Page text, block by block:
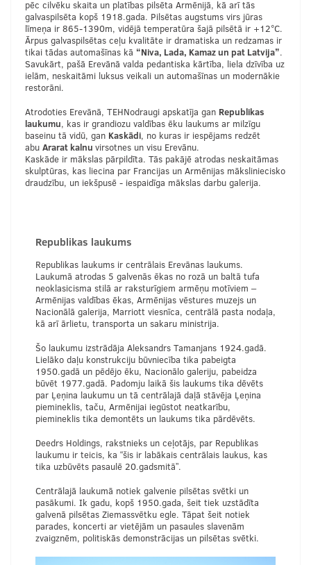
pēc cilvēku skaita un platības pilsēta Armēnijā, kā arī tās
galvaspilsēta kopš 1918.gada. Pilsētas augstums virs jūras
līmeņa ir 865-1390m, vidējā temperatūra šajā pilsētā ir +12°C.
Ārpus galvaspilsētas ceļu kvalitāte ir dramatiska un redzamas ir
tikai tādas automašīnas kā “Niva, Lada, Kamaz un pat Latvija”.
Savukārt, pašā Erevānā valda pedantiska kārtība, liela dzīvība uz
ielām, neskaitāmi luksus veikali un automašīnas un modernākie
restorāni.
Atrodoties Erevānā, TEHNodraugi apskatīja gan Republikas
laukumu, kas ir grandiozu valdības ēku laukums ar milzīgu
baseinu tā vidū, gan Kaskādi, no kuras ir iespējams redzēt
abu Ararat kalnu virsotnes un visu Erevānu.
Kaskāde ir mākslas pārpildīta. Tās pakājē atrodas neskaitāmas
skulptūras, kas liecina par Francijas un Armēnijas māksliniecisko
draudzību, un iekšpusē - iespaidīga mākslas darbu galerija.
Republikas laukums
Republikas laukums ir centrālais Erevānas laukums.
Laukumā atrodas 5 galvenās ēkas no rozā un baltā tufa
neoklasicisma stilā ar raksturīgiem armēņu motīviem –
Armēnijas valdības ēkas, Armēnijas vēstures muzejs un
Nacionālā galerija, Marriott viesnīca, centrālā pasta nodaļa,
kā arī ārlietu, transporta un sakaru ministrija.
Šo laukumu izstrādāja Aleksandrs Tamanjans 1924.gadā.
Lielāko daļu konstrukciju būvniecība tika pabeigta
1950.gadā un pēdējo ēku, Nacionālo galeriju, pabeidza
būvēt 1977.gadā. Padomju laikā šis laukums tika dēvēts
par Ļeņina laukumu un tā centrālajā daļā stāvēja Ļeņina
piemineklis, taču, Armēnijai iegūstot neatkarību,
piemineklis tika demontēts un laukums tika pārdēvēts.
Deedrs Holdings, rakstnieks un ceļotājs, par Republikas
laukumu ir teicis, ka “šis ir labākais centrālais laukus, kas
tika uzbūvēts pasaulē 20.gadsmitā”.
Centrālajā laukumā notiek galvenie pilsētas svētki un
pasākumi. Ik gadu, kopš 1950.gada, šeit tiek uzstādīta
galvenā pilsētas Ziemassvētku egle. Tāpat šeit notiek
parades, koncerti ar vietējām un pasaules slavenām
zvaigznēm, politiskās demonstrācijas un pilsētas svētki.